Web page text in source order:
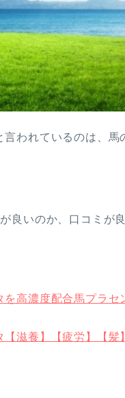
われているのは、馬
良いのか、口コミが
高濃度配合馬プラセ
滋養】【疲労】【